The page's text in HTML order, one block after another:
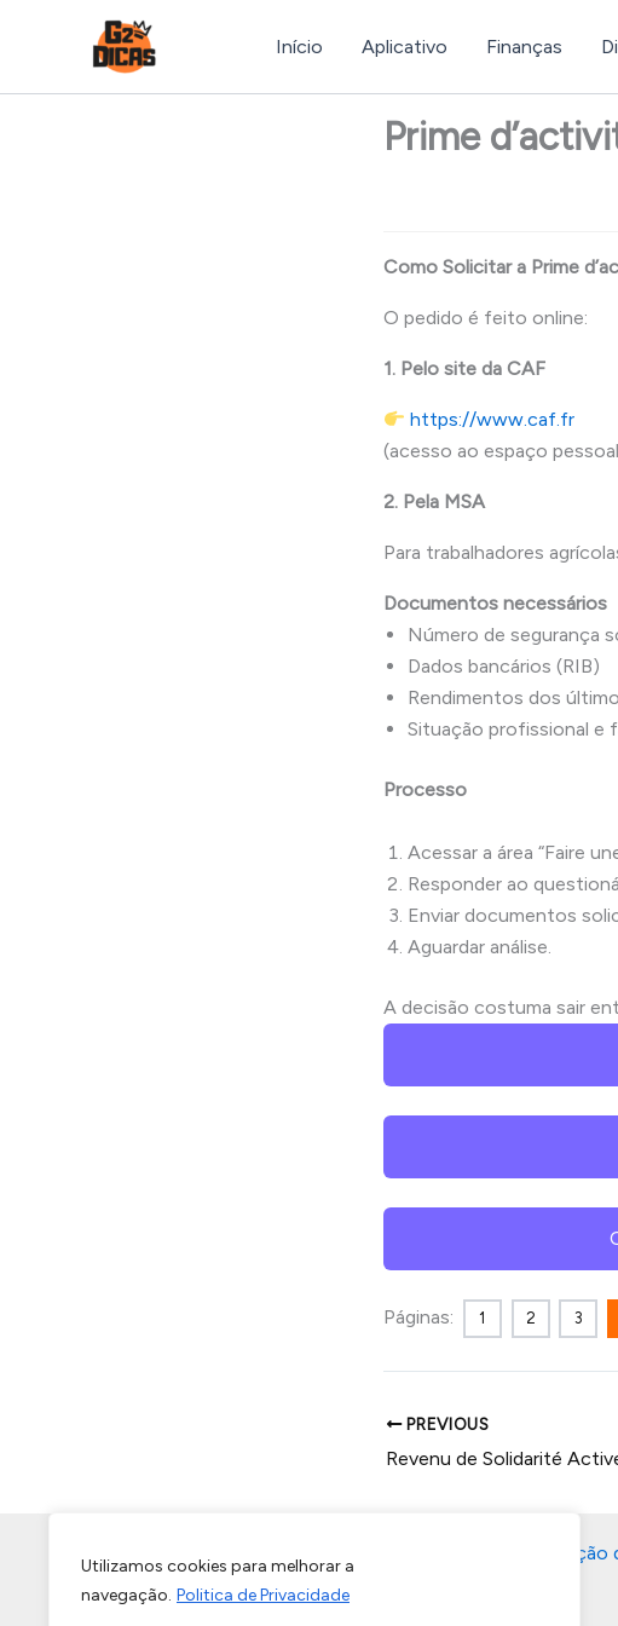
Utilizamos cookies para melhorar a
navegação. Politica de Privacidade
Início Aplicativo Finanças
Prime
Como Solicitar a Prime
O pedido é feito online:
1. Pelo site da CAF
https://www.caf.fr
(acesso ao espaço
2. Pela MSA
Para trabalhadores
Documentos necessários
Número de segurança
Dados bancários (RIB)
Rendimentos dos
Situação profissional e
Processo
Acessar a área “Faire
Responder ao
Enviar documentos
Aguardar análise.
A decisão costuma sair
Páginas: 1 2 3
PREVIOUS